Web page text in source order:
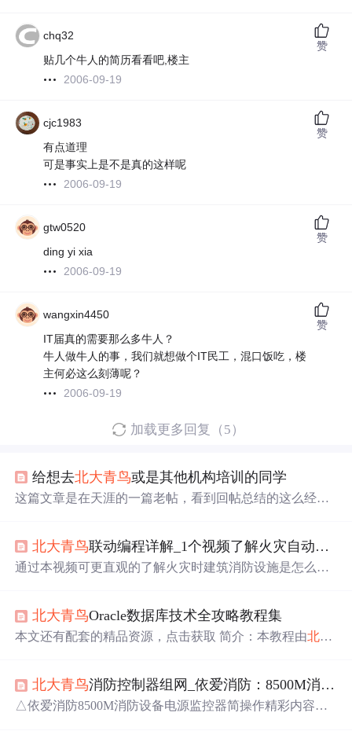
chq32
贴几个牛人的简历看看吧,楼主
2006-09-19
赞
cjc1983
有点道理
可是事实上是不是真的这样呢
2006-09-19
赞
gtw0520
ding yi xia
2006-09-19
赞
wangxin4450
IT届真的需要那么多牛人？
牛人做牛人的事，我们就想做个IT民工，混口饭吃，楼
主何必这么刻薄呢？
2006-09-19
赞
加载更多回复（5）
给想去北大青鸟或是其他机构培训的同学
这篇文章是在天涯的一篇老帖，看到回帖总结的这么经
资料后的观感，请大家指正： 第一个方面，从课程内容和
就业上来看： 1，北大青鸟的课程严格来说确实是比较宽
（...
北大青鸟联动编程详解_1个视频了解火灾自动报警系统联动全过程！
通过本视频可更直观的了解火灾时建筑消防设施是怎么联
系统的技术调试海湾：GST-TS9000消防电话系统的技术调
试海湾：GST5000火灾报警控制器技术调试视频指导海
北大青鸟Oracle数据库技术全攻略教程集
本文还有配套的精品资源，点击获取 简介：本教程由北大
SQL编程、数据库设计与规范化理论、数据库管理、安全
与权限管理以及高级特性。教程旨在为IT专业人士在数据
北大青鸟消防控制器组网_依爱消防：8500M消防设备电源监控器操作
△依爱消防8500M消防设备电源监控器简操作精彩内容推